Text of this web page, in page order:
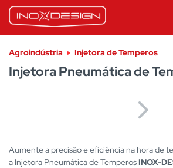
Agroindústria Injetora de Temperos
Injetora Pneumática de
Aumente a precisão e eficiência na hora de
a Injetora Pneumática de Temperos INOX-